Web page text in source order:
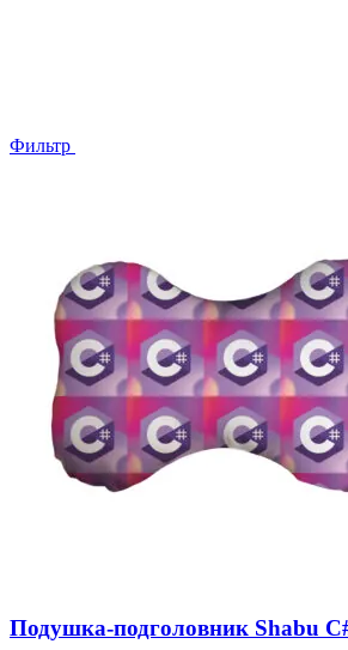
Фильтр
Подушка-подголовник Shabu